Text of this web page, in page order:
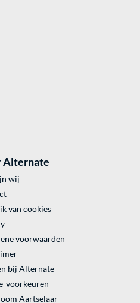
Alternate
wij
van cookies
voorwaarden
bij Alternate
voorkeuren
Aartselaar